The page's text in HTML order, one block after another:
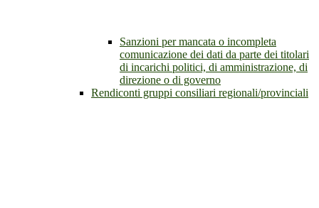
Sanzioni per mancata o incompleta
comunicazione dei dati da parte dei titolari
di incarichi politici, di amministrazione, di
direzione o di governo
Rendiconti gruppi consiliari regionali/provinciali